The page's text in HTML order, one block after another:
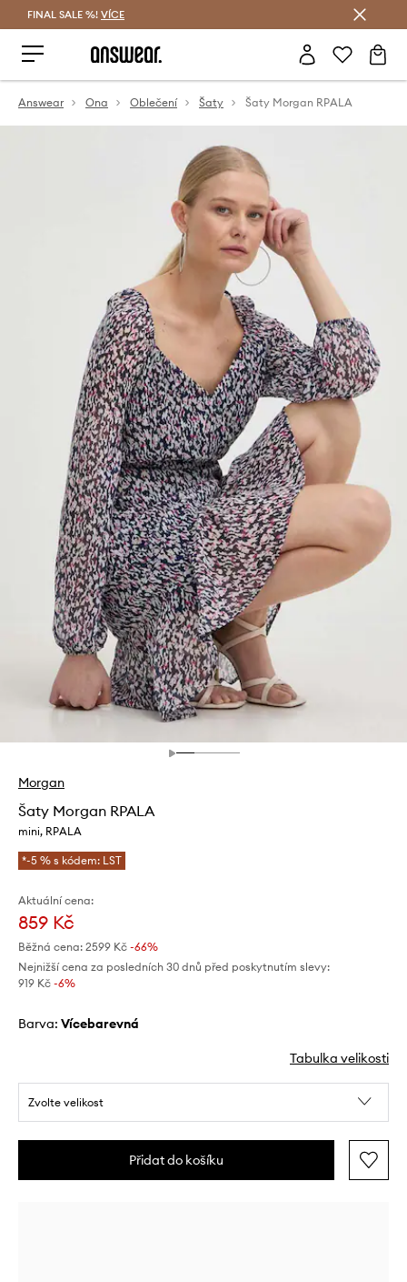
FINAL SALE %! VÍCE
Answear Ona Oblečení Šaty Šaty Morgan RPALA
Morgan
Šaty Morgan RPALA
mini, RPALA
*-5 % s kódem: LST
Aktuální cena:
859 Kč
Běžná cena: 2599 Kč -66%
Nejnižší cena za posledních 30 dnů před poskytnutím slevy:
919 Kč -6%
Barva: vícebarevná
Tabulka velikosti
Zvolte velikost
Přidat do košíku